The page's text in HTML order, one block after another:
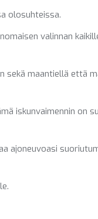
olosuhteissa.
valinnan
sekä maantiellä että
iskunvaimennin on